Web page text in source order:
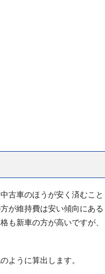
古車のほうが安く済むこと
が維持費は安い傾向にある
も新車の方が高いですが、
ように算出します。